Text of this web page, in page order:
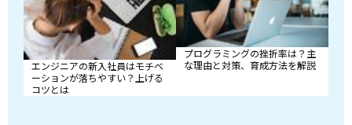
エンジニアの新入社員はモチベ
ーションが落ちやすい？上げる
コツとは
プログラミングの挫折率は？主
な理由と対策、育成方法を解説